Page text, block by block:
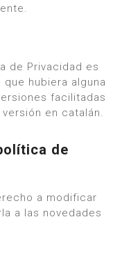
de Privacidad es
hubiera alguna
facilitadas
en catalán.
de
a modificar
a las novedades